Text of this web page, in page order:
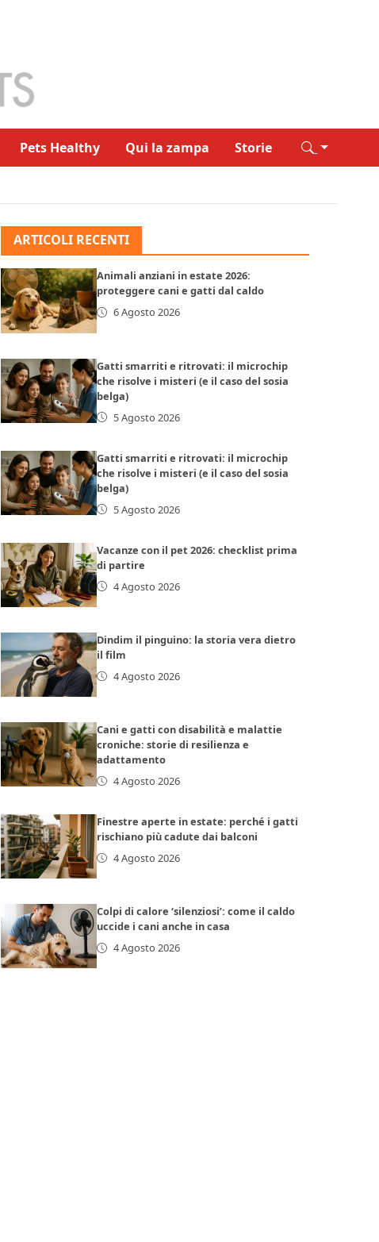
Pets Healthy Qui la zampa Storie
ARTICOLI RECENTI
Animali anziani in estate 2026:
proteggere cani e gatti dal caldo
6 Agosto 2026
Gatti smarriti e ritrovati: il microchip
che risolve i misteri (e il caso del sosia
belga)
5 Agosto 2026
Gatti smarriti e ritrovati: il microchip
che risolve i misteri (e il caso del sosia
belga)
5 Agosto 2026
Vacanze con il pet 2026: checklist prima
di partire
4 Agosto 2026
Dindim il pinguino: la storia vera dietro
il film
4 Agosto 2026
Cani e gatti con disabilità e malattie
croniche: storie di resilienza e
adattamento
4 Agosto 2026
Finestre aperte in estate: perché i gatti
rischiano più cadute dai balconi
4 Agosto 2026
Colpi di calore ‘silenziosi’: come il caldo
uccide i cani anche in casa
4 Agosto 2026